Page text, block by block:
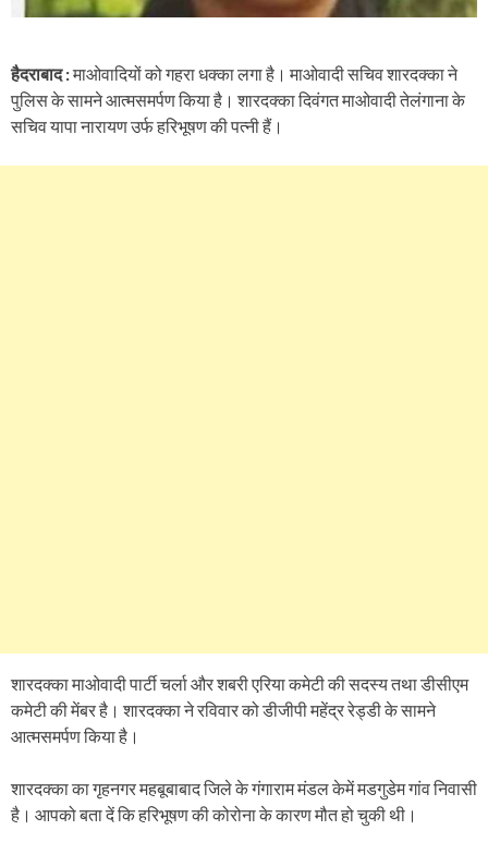
हैदराबाद :माओवादियों को गहरा धक्का लगा है। माओवादी सचिव शारदक्का ने
पुलिस के सामने आत्मसमर्पण किया है। शारदक्का दिवंगत माओवादी तेलंगाना के
सचिव यापा नारायण उर्फ ​​हरिभूषण की पत्नी हैं।
शारदक्का माओवादी पार्टी चर्ला और शबरी एरिया कमेटी की सदस्य तथा डीसीएम
कमेटी की मेंबर है। शारदक्का ने रविवार को डीजीपी महेंद्र रेड्डी के सामने
आत्मसमर्पण किया है।
शारदक्का का गृहनगर महबूबाबाद जिले के गंगाराम मंडल केमें मडगुडेम गांव निवासी
है। आपको बता दें कि हरिभूषण की कोरोना के कारण मौत हो चुकी थी।